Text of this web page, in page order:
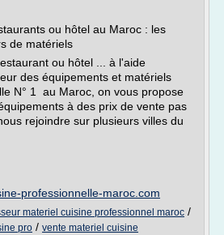
ou hôtel au Maroc : les
de matériels
ou hôtel ... à l'aide
des équipements et matériels
N° 1 au Maroc, on vous propose
à des prix de vente pas
rejoindre sur plusieurs villes du
professionnelle-maroc.com
materiel cuisine professionnel maroc /
pro / vente materiel cuisine